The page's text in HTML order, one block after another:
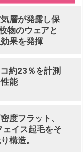
層が発露し保
物のウェアと
果を発揮
約23％を計測
能
度フラット、
イス起毛をそ
構造。